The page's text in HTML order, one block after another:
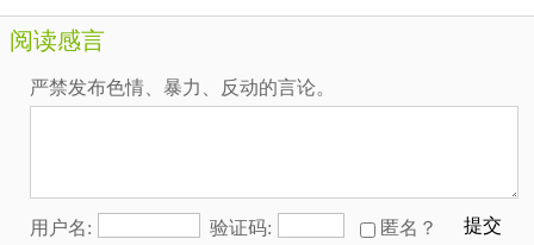
阅读感言
严禁发布色情、暴力、反动的言论。
用户名: 验证码: 匿名？
提交